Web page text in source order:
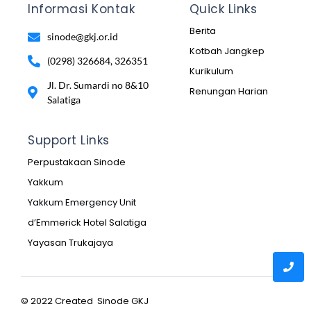
Informasi Kontak
sinode@gkj.or.id
(0298) 326684, 326351
Jl. Dr. Sumardi no 8&10
Salatiga
Quick Links
Berita
Kotbah Jangkep
Kurikulum
Renungan Harian
Support Links
Perpustakaan Sinode
Yakkum
Yakkum Emergency Unit
d’Emmerick Hotel Salatiga
Yayasan Trukajaya
© 2022 Created Sinode GKJ